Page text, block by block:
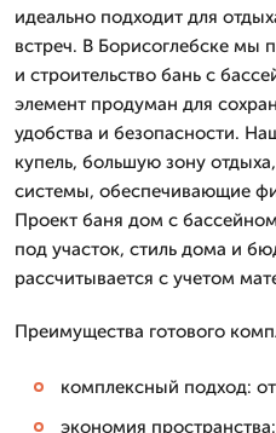
идеально подходит для
встреч. В Борисоглебске мы
и строительство бань с
элемент продуман для
удобства и безопасности.
купель, большую зону
системы, обеспечивающие
Проект баня дом с
под участок, стиль дома и
рассчитывается с учетом
Преимущества готового
комплексный подход:
экономия